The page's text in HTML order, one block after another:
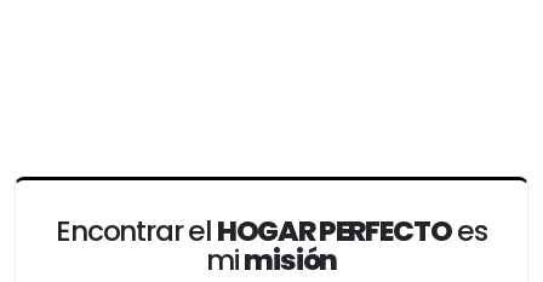
Encontrar elHOGAR PERFECTOes
mimisión